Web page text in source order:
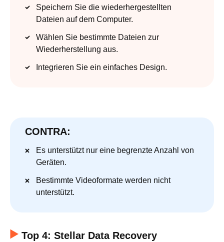
Speichern Sie die wiederhergestellten
Dateien auf dem Computer.
Wählen Sie bestimmte Dateien zur
Wiederherstellung aus.
Integrieren Sie ein einfaches Design.
CONTRA:
Es unterstützt nur eine begrenzte Anzahl von
Geräten.
Bestimmte Videoformate werden nicht
unterstützt.
Top 4: Stellar Data Recovery